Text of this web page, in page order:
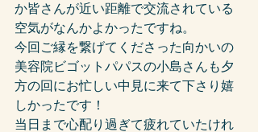
か皆さんが近い距離で交流されている
空気がなんかよかったですね。
今回ご縁を繋げてくださった向かいの
美容院ビゴットパパスの小島さんも夕
方の回にお忙しい中見に来て下さり嬉
しかったです！
当日まで心配り過ぎて疲れていたけれ